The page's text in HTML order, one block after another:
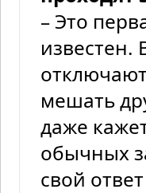
– Это
известен.
мешать
даже
обычных
свой